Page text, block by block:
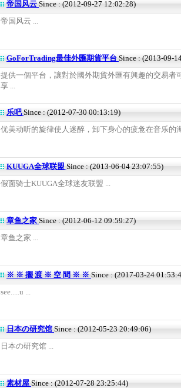
帝国风云 Since : (2012-09-27 12:02:28)
帝国风云 ...
GoForTrading最佳外匯期貨平台 Since : (2013-09-
提供一個平台，讓對於國外期貨外匯有興趣的交易者
享 ...
乐吧Since : (2012-07-30 00:13:19)
优美动听的旋律使人迷醉，卸下身心的疲惫在音乐的
KUUGA全球联盟 Since : (2013-06-04 23:07:55)
假面骑士KUUGA全球迷友联盟 ...
章鱼之家Since : (2012-06-12 09:59:27)
章鱼之家 ...
※ ※ 擺 渡 ※ 空 間 ※ ※ Since : (2017-03-24
see.....u ...
日本の研究馆 Since : (2012-05-23 20:49:06)
日本の研究馆 ...
素材屋 Since : (2012-07-28 23:25:44)